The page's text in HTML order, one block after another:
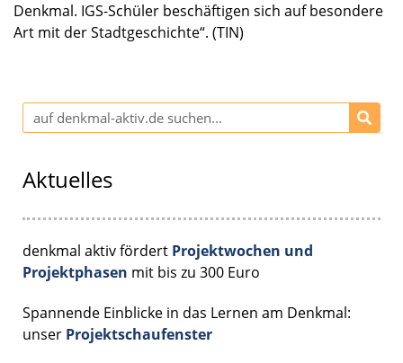
Denkmal. IGS-Schüler beschäf­ti­gen sich auf beson­dere
Art mit der Stadt­ge­schichte“. (TIN)
Aktuelles
denkmal aktiv fördert Projektwochen und
Projektphasen mit bis zu 300 Euro
Spannende Einblicke in das Lernen am Denkmal:
unser Projektschaufenster